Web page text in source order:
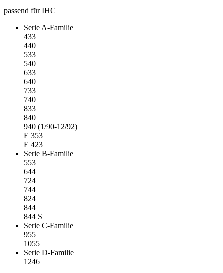
passend für IHC
Serie A-Familie
433
440
533
540
633
640
733
740
833
840
940 (1/90-12/92)
E 353
E 423
Serie B-Familie
553
644
724
744
824
844
844 S
Serie C-Familie
955
1055
Serie D-Familie
1246